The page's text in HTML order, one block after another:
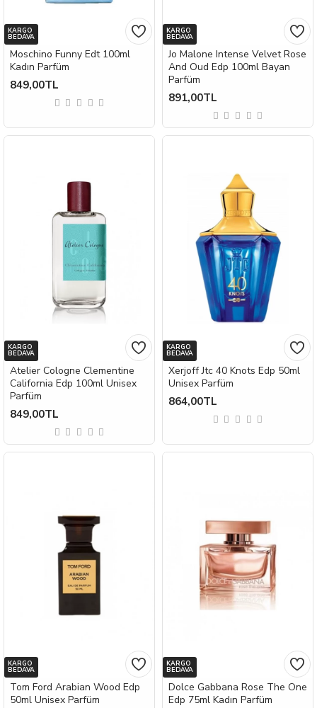
KARGO
BEDAVA
Moschino Funny Edt 100ml
Kadın Parfüm
849,00TL
KARGO
BEDAVA
Jo Malone Intense Velvet Rose
And Oud Edp 100ml Bayan
Parfüm
891,00TL
KARGO
BEDAVA
Atelier Cologne Clementine
California Edp 100ml Unisex
Parfüm
849,00TL
KARGO
BEDAVA
Xerjoff Jtc 40 Knots Edp 50ml
Unisex Parfüm
864,00TL
KARGO
BEDAVA
Tom Ford Arabian Wood Edp
50ml Unisex Parfüm
KARGO
BEDAVA
Dolce Gabbana Rose The One
Edp 75ml Kadın Parfüm